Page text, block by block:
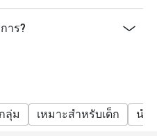
าร?
ลุ่ม เหมาะสำหรับเด็ก นำ